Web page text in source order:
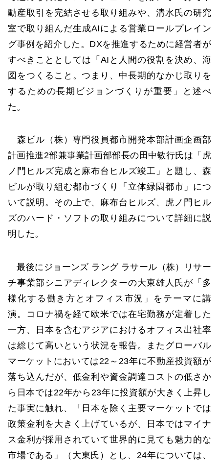
動産取引を完結させる取り組みや、清水氏の研究
室で取り組んだ生成AIによる営業ロールプレイン
グ事例を紹介した。DXを推進するために経営者が
すべきこととしては「AIと人間の役割を決め、海
図をつくること。つまり、中長期的なかじ取りを
するための長期ビジョンづくりが重要」と述べ
た。
森ビル（株）専門役員都市開発本部計画企画部
計画推進2部兼事業計画部部長の田中敏行氏は「虎
ノ門ヒルズ完成と麻布台ヒルズ竣工」と題し、森
ビルが取り組む都市づくり「立体緑園都市」につ
いて説明。その上で、麻布台ヒルズ、虎ノ門ヒル
ズのハード・ソフトの取り組みについて詳細に説
明した。
最後にジョーンズ ラング ラサール（株）リサー
チ事業部シニアディレクターの大東雄人氏が「多
様化する働き方とオフィス市況」をテーマに講
演。コロナ禍を経て欧米では在宅勤務が定着した
一方、日本を含むアジアにおけるオフィス出社率
は総じて高いという状況を報告。またグローバル
マーケットにおいては22～23年に不動産投資額が
落ち込んだが、低金利や資金調達コストの低さか
ら日本では22年から23年に投資額が大きく上昇し
た事実に触れ、「日本を除く主要マーケットでは
政策金利を大きく上げているが、日本ではマイナ
ス金利が採用されていて世界的に見ても魅力的な
市場である」（大東氏）とし、24年については、